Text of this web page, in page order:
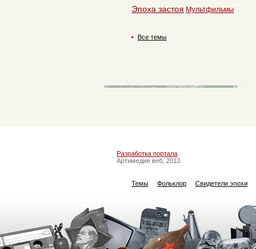
Эпоха застоя Мультфильмы
Все темы
Разработка портала
Артимедия веб, 2012
Темы Фольклор Свидетели эпохи